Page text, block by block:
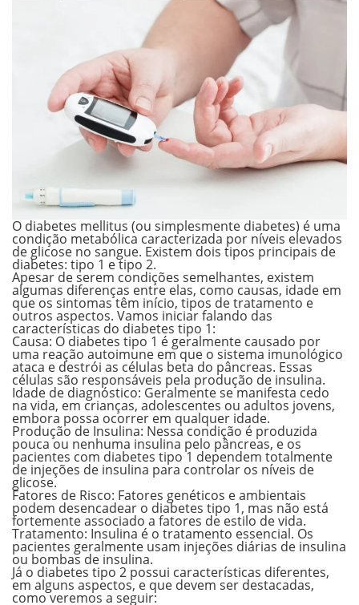
O diabetes mellitus (ou simplesmente diabetes) é uma
condição metabólica caracterizada por níveis elevados
de glicose no sangue. Existem dois tipos principais de
diabetes: tipo 1 e tipo 2.
Apesar de serem condições semelhantes, existem
algumas diferenças entre elas, como causas, idade em
que os sintomas têm início, tipos de tratamento e
outros aspectos. Vamos iniciar falando das
características do diabetes tipo 1:
Causa: O diabetes tipo 1 é geralmente causado por
uma reação autoimune em que o sistema imunológico
ataca e destrói as células beta do pâncreas. Essas
células são responsáveis pela produção de insulina.
Idade de diagnóstico: Geralmente se manifesta cedo
na vida, em crianças, adolescentes ou adultos jovens,
embora possa ocorrer em qualquer idade.
Produção de Insulina: Nessa condição é produzida
pouca ou nenhuma insulina pelo pâncreas, e os
pacientes com diabetes tipo 1 dependem totalmente
de injeções de insulina para controlar os níveis de
glicose.
Fatores de Risco: Fatores genéticos e ambientais
podem desencadear o diabetes tipo 1, mas não está
fortemente associado a fatores de estilo de vida.
Tratamento: Insulina é o tratamento essencial. Os
pacientes geralmente usam injeções diárias de insulina
ou bombas de insulina.
Já o diabetes tipo 2 possui características diferentes,
em alguns aspectos, e que devem ser destacadas,
como veremos a seguir: